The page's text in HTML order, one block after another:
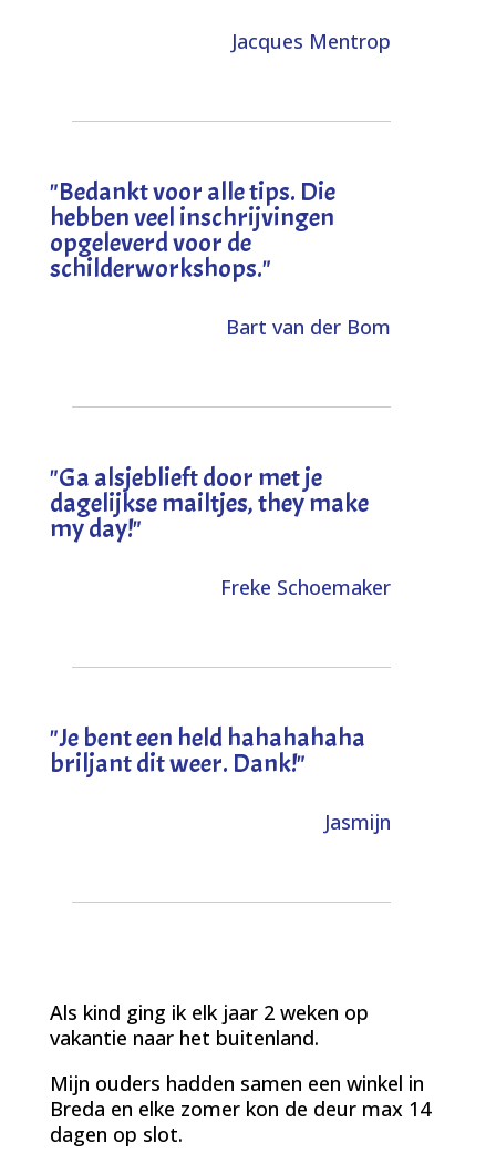
Jacques Mentrop
"Bedankt voor alle tips. Die
hebben veel inschrijvingen
opgeleverd voor de
schilderworkshops."
Bart van der Bom
"Ga alsjeblieft door met je
dagelijkse mailtjes, they make
my day!"
Freke Schoemaker
"Je bent een held hahahahaha
briljant dit weer. Dank!"
Jasmijn
Als kind ging ik elk jaar 2 weken op
vakantie naar het buitenland.
Mijn ouders hadden samen een winkel in
Breda en elke zomer kon de deur max 14
dagen op slot.